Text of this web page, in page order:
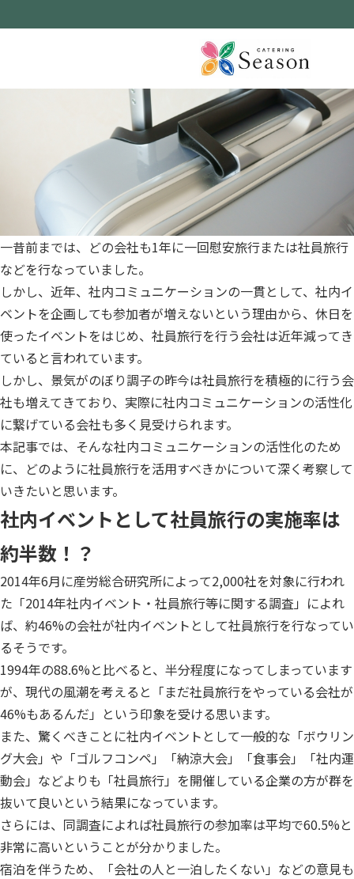
一昔前までは、どの会社も1年に一回慰安旅行または社員旅行
などを行なっていました。
しかし、近年、社内コミュニケーションの一貫として、社内イ
ベントを企画しても参加者が増えないという理由から、休日を
使ったイベントをはじめ、社員旅行を行う会社は近年減ってき
ていると言われています。
しかし、景気がのぼり調子の昨今は社員旅行を積極的に行う会
社も増えてきており、実際に社内コミュニケーションの活性化
に繋げている会社も多く見受けられます。
本記事では、そんな社内コミュニケーションの活性化のため
に、どのように社員旅行を活用すべきかについて深く考察して
いきたいと思います。
社内イベントとして社員旅行の実施率は
約半数！？
2014年6月に産労総合研究所によって2,000社を対象に行われ
た「2014年社内イベント・社員旅行等に関する調査」によれ
ば、約46%の会社が社内イベントとして社員旅行を行なってい
るそうです。
1994年の88.6%と比べると、半分程度になってしまっています
が、現代の風潮を考えると「まだ社員旅行をやっている会社が
46%もあるんだ」という印象を受ける思います。
また、驚くべきことに社内イベントとして一般的な「ボウリン
グ大会」や「ゴルフコンペ」「納涼大会」「食事会」「社内運
動会」などよりも「社員旅行」を開催している企業の方が群を
抜いて良いという結果になっています。
さらには、同調査によれば社員旅行の参加率は平均で60.5%と
非常に高いということが分かりました。
宿泊を伴うため、「会社の人と一泊したくない」などの意見も